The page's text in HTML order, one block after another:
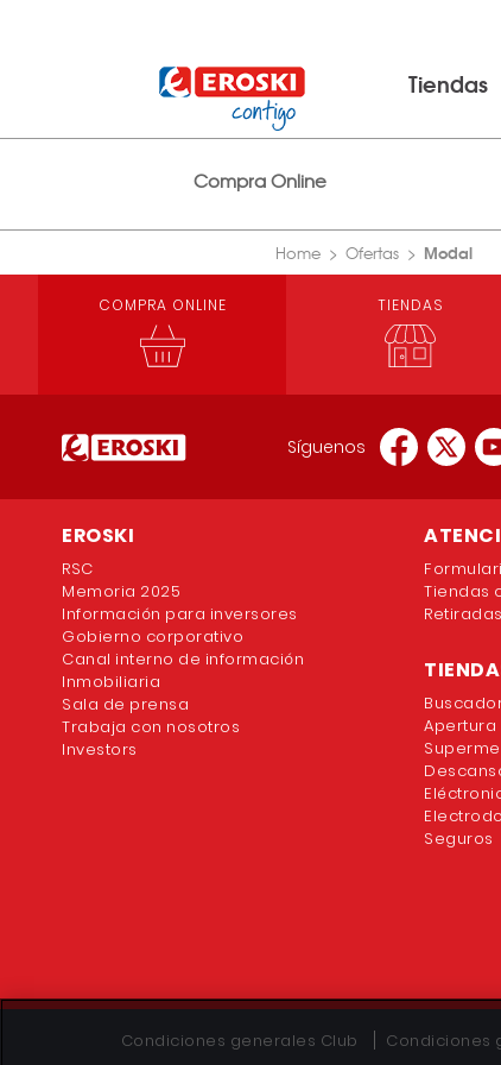
Tiendas
Compra Online
Home Ofertas Modal
COMPRA ONLINE TIENDAS
Síguenos
EROSKI
RSC
Memoria 2025
Información para inversores
Gobierno corporativo
Canal interno de información
Inmobiliaria
Sala de prensa
Trabaja con nosotros
Investors
Tiendas
Apertura
Seguros
Condiciones generales Club Condiciones